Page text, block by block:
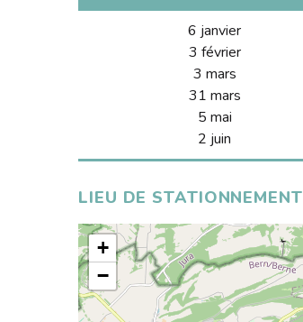
6 janvier
3 février
3 mars
31 mars
5 mai
2 juin
LIEU DE STATIONNEMENT
+
−